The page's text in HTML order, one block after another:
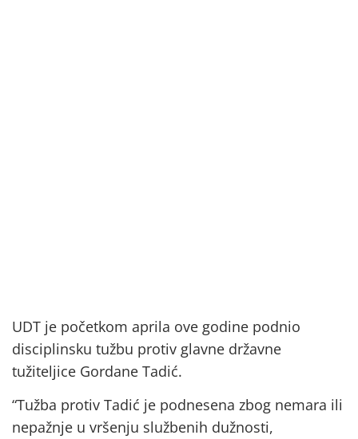
UDT je početkom aprila ove godine podnio
disciplinsku tužbu protiv glavne državne
tužiteljice Gordane Tadić.
“Tužba protiv Tadić je podnesena zbog nemara ili
nepažnje u vršenju službenih dužnosti,